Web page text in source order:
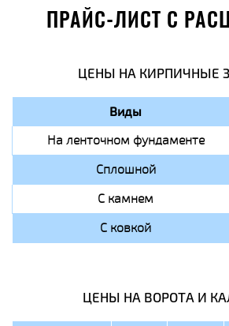
ПРАЙС-ЛИСТ С
ЦЕНЫ НА КИРПИЧНЫЕ
Виды
На ленточном фундаменте
Сплошной
С камнем
С ковкой
ЦЕНЫ НА ВОРОТА И